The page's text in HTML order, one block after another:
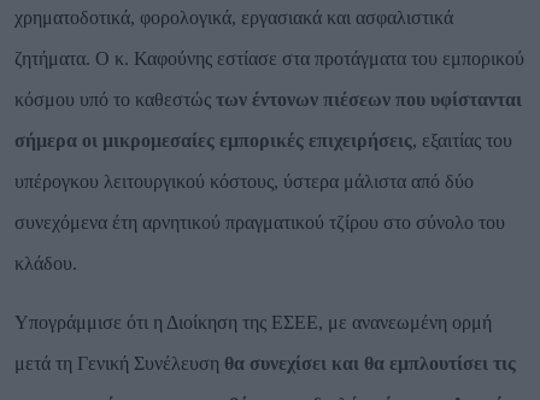
χρηματοδοτικά, φορολογικά, εργασιακά και ασφαλιστικά
ζητήματα. Ο κ. Καφούνης εστίασε στα προτάγματα του εμπορικού
κόσμου υπό το καθεστώς των έντονων πιέσεων που υφίστανται
σήμερα οι μικρομεσαίες εμπορικές επιχειρήσεις, εξαιτίας του
υπέρογκου λειτουργικού κόστους, ύστερα μάλιστα από δύο
συνεχόμενα έτη αρνητικού πραγματικού τζίρου στο σύνολο του
κλάδου.
Υπογράμμισε ότι η Διοίκηση της ΕΣΕΕ, με ανανεωμένη ορμή
μετά τη Γενική Συνέλευση θα συνεχίσει και θα εμπλουτίσει τις